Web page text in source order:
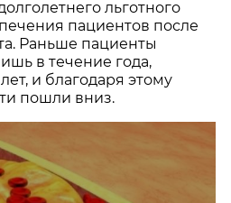
льготного
пациентов после
Раньше пациенты
в течение года,
и благодаря этому
пошли вниз.